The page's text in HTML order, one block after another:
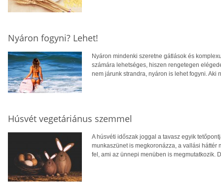
Nyáron fogyni? Lehet!
Nyáron mindenki szeretne gátlások és
számára lehetséges, hiszen rengetegen
nem járunk strandra, nyáron is lehet fogyni. Aki
Húsvét vegetáriánus szemmel
A húsvéti időszak joggal a tavasz egyik
munkaszünet is megkoronázza, a vallási háttér
fel, ami az ünnepi menüben is megmutatkozik.